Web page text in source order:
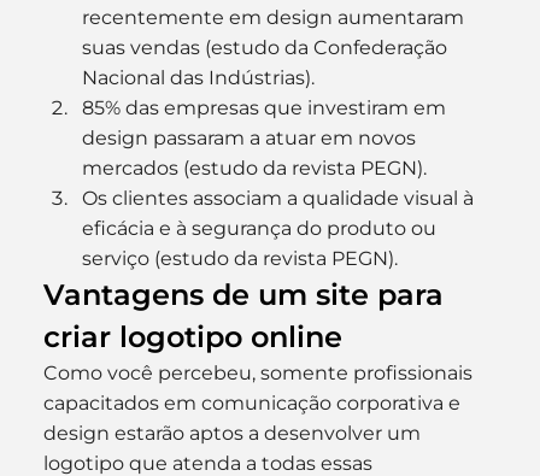
recentemente em design aumentaram
suas vendas (estudo da Confederação
Nacional das Indústrias).
85% das empresas que investiram em
design passaram a atuar em novos
mercados (estudo da revista PEGN).
Os clientes associam a qualidade visual à
eficácia e à segurança do produto ou
serviço (estudo da revista PEGN).
Vantagens de um site para
criar logotipo online
Como você percebeu, somente profissionais
capacitados em comunicação corporativa e
design estarão aptos a desenvolver um
logotipo que atenda a todas essas